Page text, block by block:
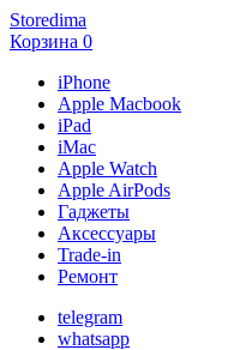
Storedima
Корзина 0
iPhone
Apple Macbook
iPad
iMac
Apple Watch
Apple AirPods
Гаджеты
Аксессуары
Trade-in
Ремонт
telegram
whatsapp